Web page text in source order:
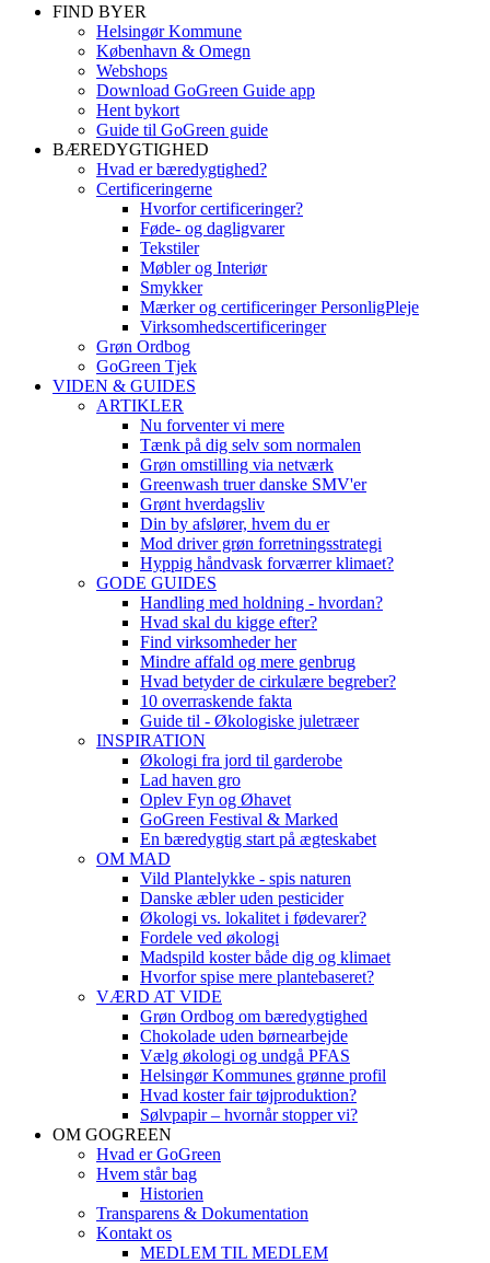
FIND BYER
Helsingør Kommune
København & Omegn
Webshops
Download GoGreen Guide app
Hent bykort
Guide til GoGreen guide
BÆREDYGTIGHED
Hvad er bæredygtighed?
Certificeringerne
Hvorfor certificeringer?
Føde- og dagligvarer
Tekstiler
Møbler og Interiør
Smykker
Mærker og certificeringer PersonligPleje
Virksomhedscertificeringer
Grøn Ordbog
GoGreen Tjek
VIDEN & GUIDES
ARTIKLER
Nu forventer vi mere
Tænk på dig selv som normalen
Grøn omstilling via netværk
Greenwash truer danske SMV'er
Grønt hverdagsliv
Din by afslører, hvem du er
Mod driver grøn forretningsstrategi
Hyppig håndvask forværrer klimaet?
GODE GUIDES
Handling med holdning - hvordan?
Hvad skal du kigge efter?
Find virksomheder her
Mindre affald og mere genbrug
Hvad betyder de cirkulære begreber?
10 overraskende fakta
Guide til - Økologiske juletræer
INSPIRATION
Økologi fra jord til garderobe
Lad haven gro
Oplev Fyn og Øhavet
GoGreen Festival & Marked
En bæredygtig start på ægteskabet
OM MAD
Vild Plantelykke - spis naturen
Danske æbler uden pesticider
Økologi vs. lokalitet i fødevarer?
Fordele ved økologi
Madspild koster både dig og klimaet
Hvorfor spise mere plantebaseret?
VÆRD AT VIDE
Grøn Ordbog om bæredygtighed
Chokolade uden børnearbejde
Vælg økologi og undgå PFAS
Helsingør Kommunes grønne profil
Hvad koster fair tøjproduktion?
Sølvpapir – hvornår stopper vi?
OM GOGREEN
Hvad er GoGreen
Hvem står bag
Historien
Transparens & Dokumentation
Kontakt os
MEDLEM TIL MEDLEM